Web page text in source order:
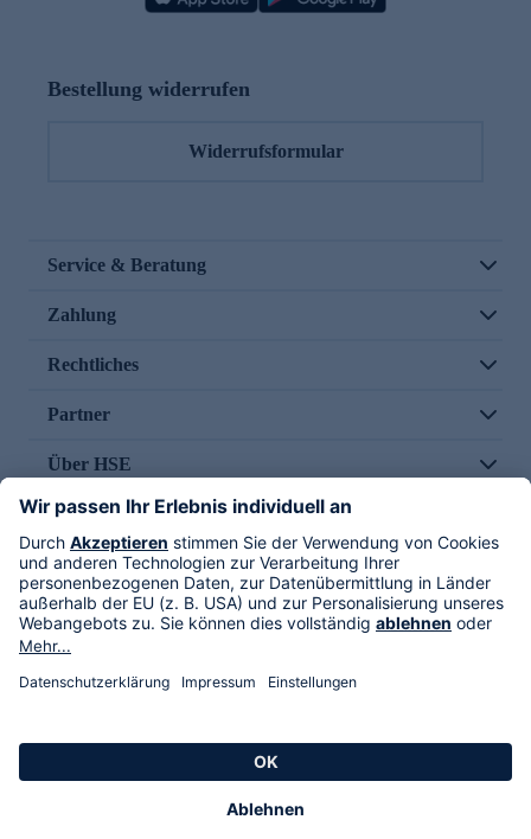
Bestellung widerrufen
Widerrufsformular
Service & Beratung
Zahlung
Rechtliches
Partner
Über HSE
Im TV
HSE International